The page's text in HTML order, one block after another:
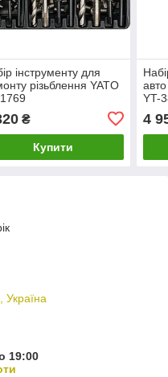
інструменту для
різьблення YATO
₴
Купити
YT-
4
Україна
19:00